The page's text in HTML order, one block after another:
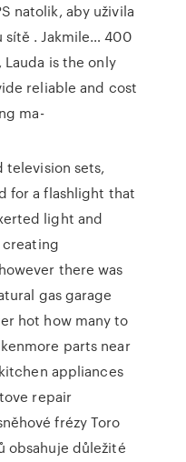
natolik, aby uživila
sítě . Jakmile… 400
is the only
reliable and cost
ma-
television sets,
for a flashlight that
light and
there was
gas garage
hot how many to
parts near
appliances
repair
frézy Toro
obsahuje důležité